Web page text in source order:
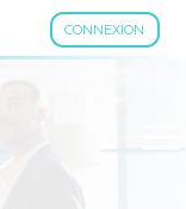
CONNEXION